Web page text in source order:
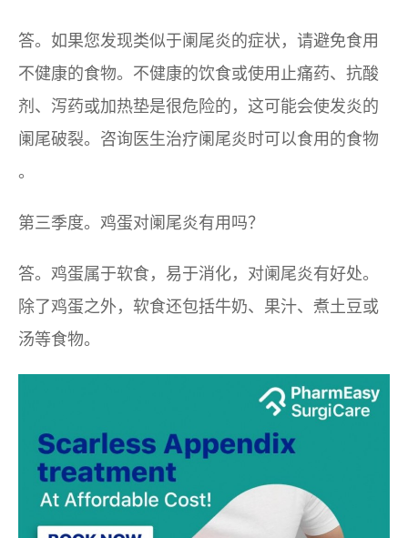
答。如果您发现类似于阑尾炎的症状，请避免食用
不健康的食物。不健康的饮食或使用止痛药、抗酸
剂、泻药或加热垫是很危险的，这可能会使发炎的
阑尾破裂。咨询医生治疗阑尾炎时可以食用的食物
。
第三季度。鸡蛋对阑尾炎有用吗？
答。鸡蛋属于软食，易于消化，对阑尾炎有好处。
除了鸡蛋之外，软食还包括牛奶、果汁、煮土豆或
汤等食物。